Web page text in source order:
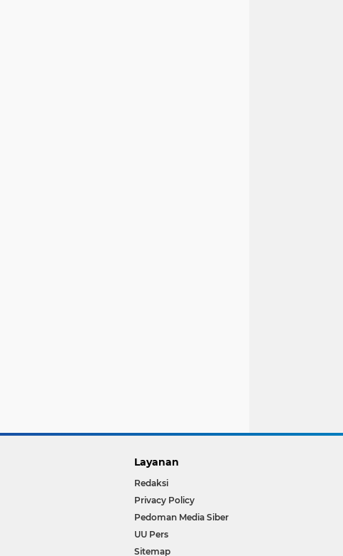
Layanan
Redaksi
Privacy Policy
Pedoman Media Siber
UU Pers
Sitemap